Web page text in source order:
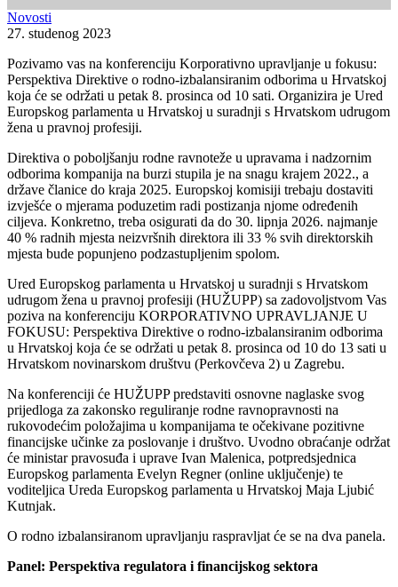
Novosti
27. studenog 2023
Pozivamo vas na konferenciju Korporativno upravljanje u fokusu:
Perspektiva Direktive o rodno-izbalansiranim odborima u Hrvatskoj
koja će se održati u petak 8. prosinca od 10 sati. Organizira je Ured
Europskog parlamenta u Hrvatskoj u suradnji s Hrvatskom udrugom
žena u pravnoj profesiji.
Direktiva o poboljšanju rodne ravnoteže u upravama i nadzornim
odborima kompanija na burzi stupila je na snagu krajem 2022., a
države članice do kraja 2025. Europskoj komisiji trebaju dostaviti
izvješće o mjerama poduzetim radi postizanja njome određenih
ciljeva. Konkretno, treba osigurati da do 30. lipnja 2026. najmanje
40 % radnih mjesta neizvršnih direktora ili 33 % svih direktorskih
mjesta bude popunjeno podzastupljenim spolom.
Ured Europskog parlamenta u Hrvatskoj u suradnji s Hrvatskom
udrugom žena u pravnoj profesiji (HUŽUPP) sa zadovoljstvom Vas
poziva na konferenciju KORPORATIVNO UPRAVLJANJE U
FOKUSU: Perspektiva Direktive o rodno-izbalansiranim odborima
u Hrvatskoj koja će se održati u petak 8. prosinca od 10 do 13 sati u
Hrvatskom novinarskom društvu (Perkovčeva 2) u Zagrebu.
Na konferenciji će HUŽUPP predstaviti osnovne naglaske svog
prijedloga za zakonsko reguliranje rodne ravnopravnosti na
rukovodećim položajima u kompanijama te očekivane pozitivne
financijske učinke za poslovanje i društvo. Uvodno obraćanje održat
će ministar pravosuđa i uprave Ivan Malenica, potpredsjednica
Europskog parlamenta Evelyn Regner (online uključenje) te
voditeljica Ureda Europskog parlamenta u Hrvatskoj Maja Ljubić
Kutnjak.
O rodno izbalansiranom upravljanju raspravljat će se na dva panela.
Panel: Perspektiva regulatora i financijskog sektora